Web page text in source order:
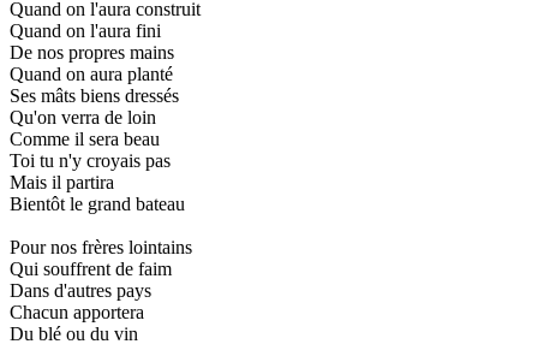
Quand on l'aura construit
Quand on l'aura fini
De nos propres mains
Quand on aura planté
Ses mâts biens dressés
Qu'on verra de loin
Comme il sera beau
Toi tu n'y croyais pas
Mais il partira
Bientôt le grand bateau
Pour nos frères lointains
Qui souffrent de faim
Dans d'autres pays
Chacun apportera
Du blé ou du vin